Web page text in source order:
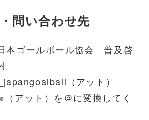
問い合わせ先
本ゴールボール協会 普及啓
（アット）
ット）を＠に変換してく